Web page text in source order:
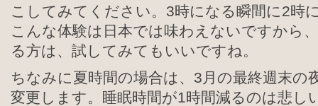
こしてみてください。3時になる瞬間に2時
こんな体験は日本では味わえないですから
る方は、試してみてもいいですね。
ちなみに夏時間の場合は、3月の最終週末の
変更します。睡眠時間が1時間減るのは悲し